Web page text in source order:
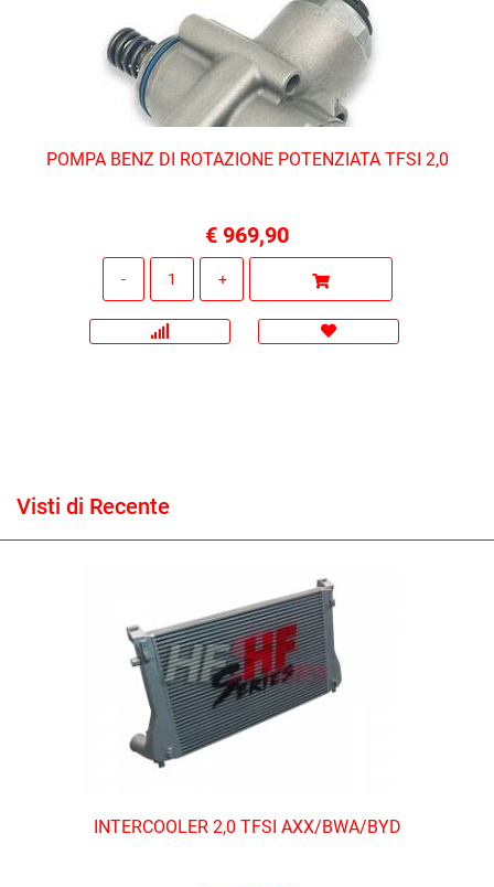
POMPA BENZ DI ROTAZIONE POTENZIATA TFSI 2,0
€ 969,90
Visti di Recente
INTERCOOLER 2,0 TFSI AXX/BWA/BYD